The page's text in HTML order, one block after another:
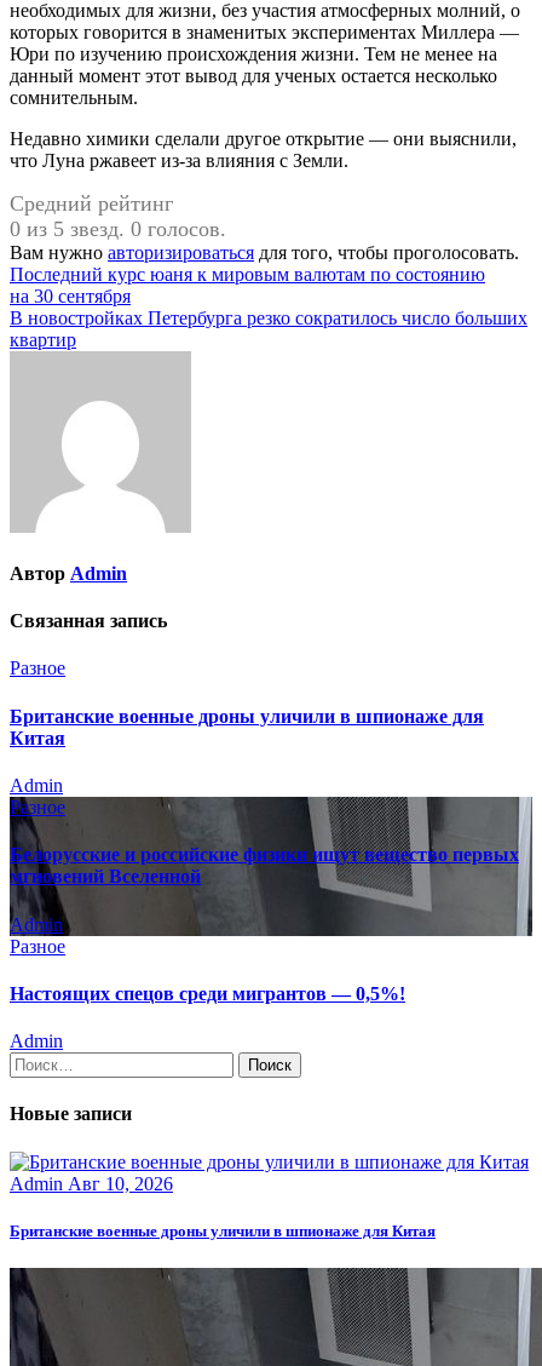
необходимых для жизни, без участия атмосферных молний, о
которых говорится в знаменитых экспериментах Миллера —
Юри по изучению происхождения жизни. Тем не менее на
данный момент этот вывод для ученых остается несколько
сомнительным.
Недавно химики сделали другое открытие — они выяснили,
что Луна ржавеет из-за влияния с Земли.
Средний рейтинг
0 из 5 звезд. 0 голосов.
Вам нужно авторизироваться для того, чтобы проголосовать.
Навигация
по
записям
Последний курс юаня к мировым валютам по состоянию
на 30 сентября
В новостройках Петербурга резко сократилось число больших
квартир
Автор Admin
Связанная запись
Разное
Британские военные дроны уличили в шпионаже для
Китая
Admin
Разное
Белорусские и российские физики ищут вещество первых
мгновений Вселенной
Admin
Разное
Настоящих спецов среди мигрантов — 0,5%!
Admin
Найти:
Новые записи
Admin Авг 10, 2026
Британские военные дроны уличили в шпионаже для Китая